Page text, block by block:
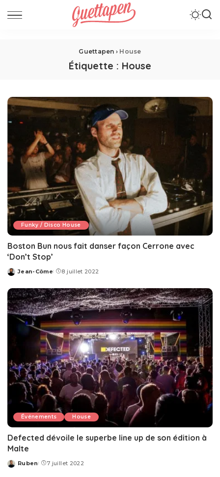
Guettapen › House
Étiquette : House
Funky / Disco House
Boston Bun nous fait danser façon Cerrone avec
‘Don’t Stop’
Posted
Jean-Côme 8 juillet 2022
Événements House
Defected dévoile le superbe line up de son édition à
Malte
Posted
Ruben 7 juillet 2022